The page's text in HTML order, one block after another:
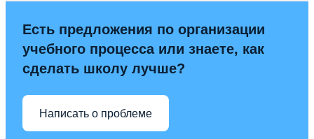
Есть предложения по организации
учебного процесса или знаете, как
сделать школу лучше?
Написать о проблеме